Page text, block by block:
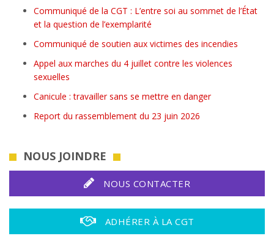
Communiqué de la CGT : L’entre soi au sommet de l’État
et la question de l’exemplarité
Communiqué de soutien aux victimes des incendies
Appel aux marches du 4 juillet contre les violences
sexuelles
Canicule : travailler sans se mettre en danger
Report du rassemblement du 23 juin 2026
NOUS JOINDRE
NOUS CONTACTER
ADHÉRER À LA CGT